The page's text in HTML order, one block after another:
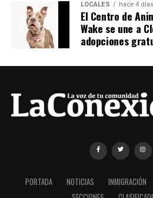
LOCALES hace 4 días
El Centro de
Wake se une a
adopciones
PORTADA NOTICIAS INMIGRACIÓN